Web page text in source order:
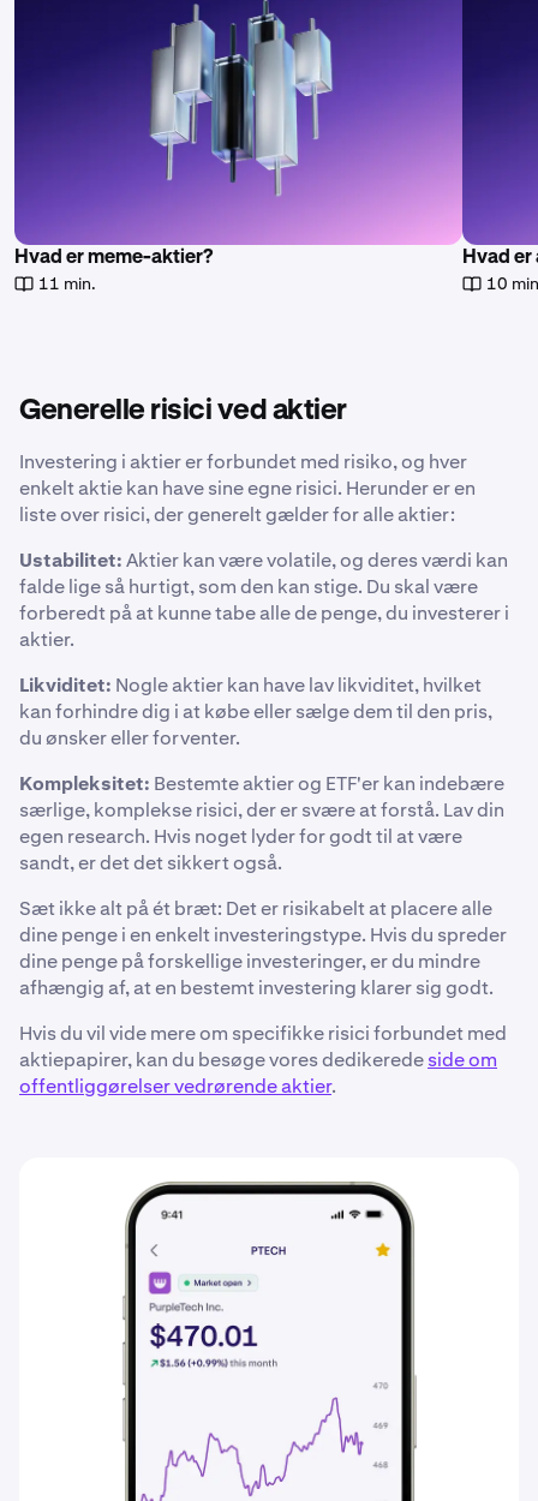
Hvad er meme-aktier?
11 min.
Hvad
10
Generelle risici ved aktier
Investering i aktier er forbundet med risiko, og hver
enkelt aktie kan have sine egne risici. Herunder er en
liste over risici, der generelt gælder for alle aktier:
Ustabilitet:Aktier kan være volatile, og deres værdi kan
falde lige så hurtigt, som den kan stige. Du skal være
forberedt på at kunne tabe alle de penge, du investerer i
aktier.
Likviditet: Nogle aktier kan have lav likviditet, hvilket
kan forhindre dig i at købe eller sælge dem til den pris,
du ønsker eller forventer.
Kompleksitet: Bestemte aktier og ETF'er kan indebære
særlige, komplekse risici, der er svære at forstå. Lav din
egen research. Hvis noget lyder for godt til at være
sandt, er det det sikkert også.
Sæt ikke alt på ét bræt: Det er risikabelt at placere alle
dine penge i en enkelt investeringstype. Hvis du spreder
dine penge på forskellige investeringer, er du mindre
afhængig af, at en bestemt investering klarer sig godt.
Hvis du vil vide mere om specifikke risici forbundet med
aktiepapirer, kan du besøge vores dedikeredeside om
offentliggørelser vedrørende aktier.